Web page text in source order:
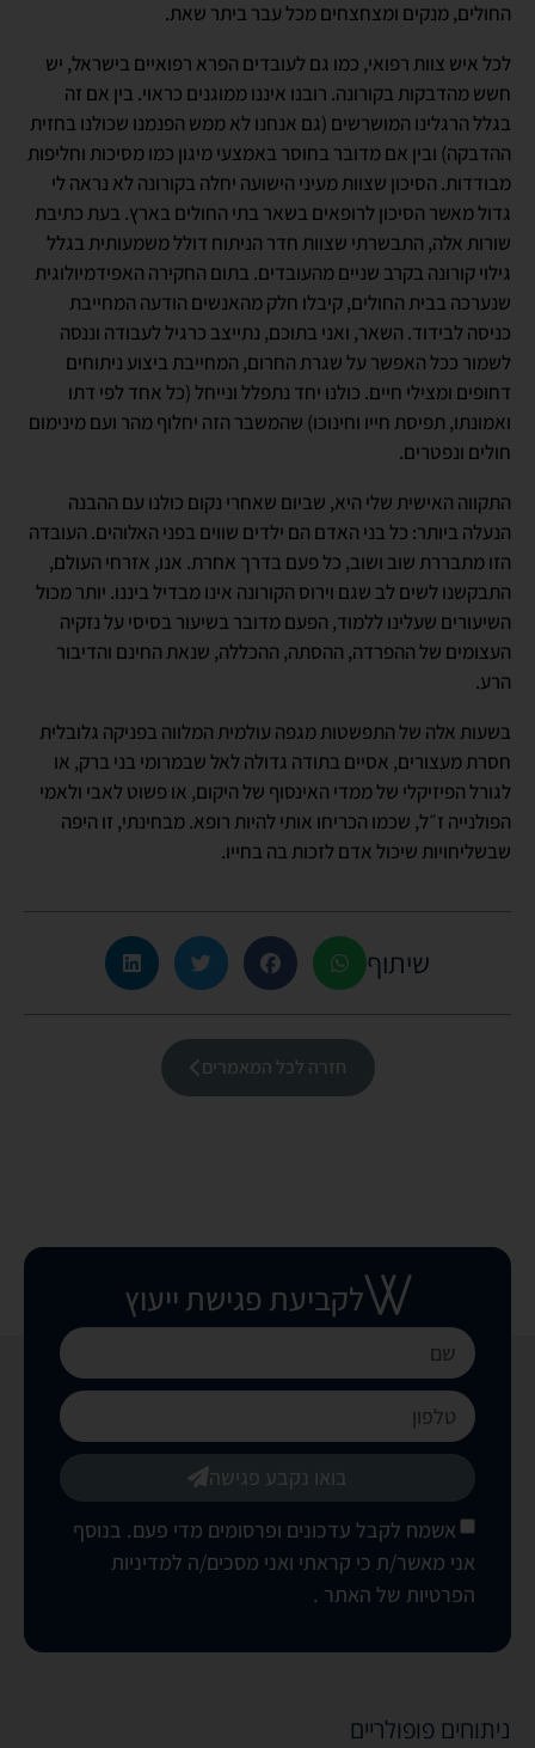
החולים, מנקים ומצחצחים מכל עבר ביתר שאת.
לכל איש צוות רפואי, כמו גם לעובדים הפרא רפואיים בישראל, יש
חשש מהדבקות בקורונה. רובנו איננו ממוגנים כראוי. בין אם זה
בגלל הרגלינו המושרשים (גם אנחנו לא ממש הפנמנו שכולנו בחזית
ההדבקה) ובין אם מדובר בחוסר באמצעי מיגון כמו מסיכות וחליפות
מבודדות. הסיכון שצוות מעיני הישועה יחלה בקורונה לא נראה לי
גדול מאשר הסיכון לרופאים בשאר בתי החולים בארץ. בעת כתיבת
שורות אלה, התבשרתי שצוות חדר הניתוח דולל משמעותית בגלל
גילוי קורונה בקרב שניים מהעובדים. בתום החקירה האפידמיולוגית
שנערכה בבית החולים, קיבלו חלק מהאנשים הודעה המחייבת
כניסה לבידוד. השאר, ואני בתוכם, נתייצב כרגיל לעבודה וננסה
לשמור ככל האפשר על שגרת החרום, המחייבת ביצוע ניתוחים
דחופים ומצילי חיים. כולנו יחד נתפלל ונייחל (כל אחד לפי דתו
ואמונתו, תפיסת חייו וחינוכו) שהמשבר הזה יחלוף מהר ועם מינימום
חולים ונפטרים.
התקווה האישית שלי היא, שביום שאחרי נקום כולנו עם ההבנה
הנעלה ביותר: כל בני האדם הם ילדים שווים בפני האלוהים. העובדה
הזו מתבררת שוב ושוב, כל פעם בדרך אחרת. אנו, אזרחי העולם,
התבקשנו לשים לב שגם וירוס הקורונה אינו מבדיל ביננו. יותר מכול
השיעורים שעלינו ללמוד, הפעם מדובר בשיעור בסיסי על נזקיה
העצומים של ההפרדה, ההסתה, ההכללה, שנאת החינם והדיבור
הרע.
בשעות אלה של התפשטות מגפה עולמית המלווה בפניקה גלובלית
חסרת מעצורים, אסיים בתודה גדולה לאל שבמרומי בני ברק, או
לגורל הפיזיקלי של ממדי האינסוף של היקום, או פשוט לאבי ולאמי
הפולנייה ז״ל, שכמו הכריחו אותי להיות רופא. מבחינתי, זו היפה
שבשליחויות שיכול אדם לזכות בה בחייו.
שיתוף
חזרה לכל המאמרים
לקביעת פגישת ייעוץ
אשמח לקבל עדכונים ופרסומים מדי פעם. בנוסף
אני מאשר/ת כי קראתי ואני מסכים/ה למדיניות
הפרטיות של האתר .
בואו נקבע פגישה
ניתוחים פופולריים